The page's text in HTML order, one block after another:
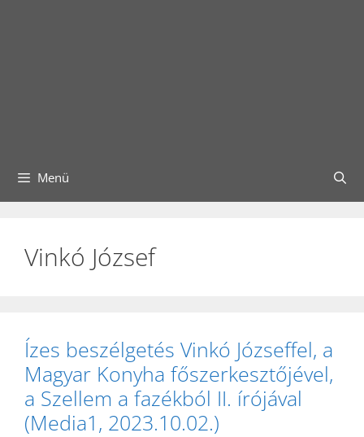
Menü
Vinkó József
Ízes beszélgetés Vinkó Józseffel, a
Magyar Konyha főszerkesztőjével,
a Szellem a fazékból II. írójával
(Media1, 2023.10.02.)